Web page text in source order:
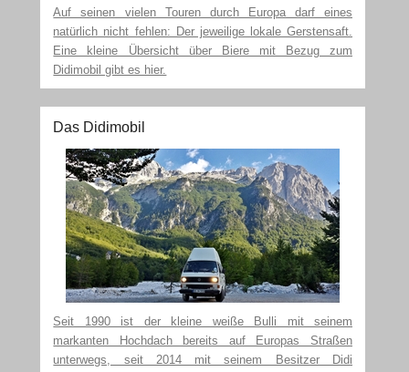
Auf seinen vielen Touren durch Europa darf eines
natürlich nicht fehlen: Der jeweilige lokale Gerstensaft.
Eine kleine Übersicht über Biere mit Bezug zum
Didimobil gibt es hier.
Das Didimobil
Seit 1990 ist der kleine weiße Bulli mit seinem
markanten Hochdach bereits auf Europas Straßen
unterwegs, seit 2014 mit seinem Besitzer Didi